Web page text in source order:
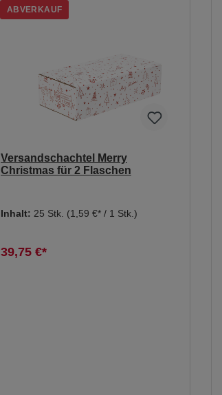
ABVERKAUF
Versandschachtel Merry
Christmas für 2 Flaschen
Inhalt: 25 Stk. (1,59 €* / 1 Stk.)
39,75 €*